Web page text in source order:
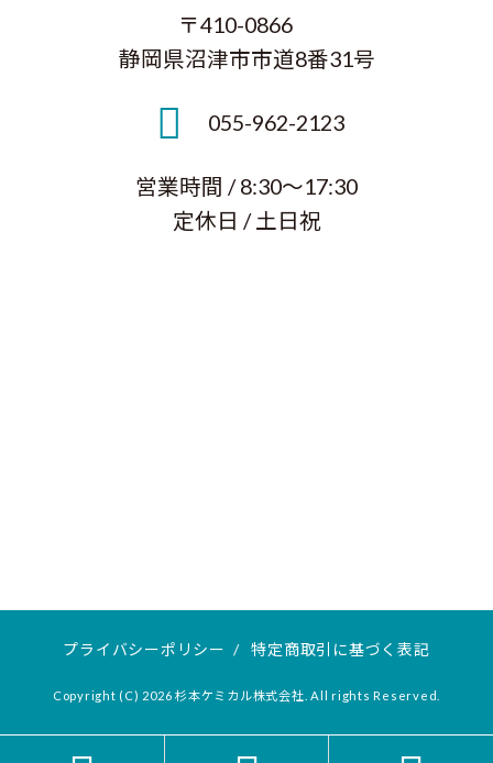
〒410-0866
静岡県沼津市市道8番31号
055-962-2123
営業時間 / 8:30～17:30
定休日 / 土日祝
プライバシーポリシー / 特定商取引に基づく表記
Copyright (C) 2026 杉本ケミカル株式会社. All rights Reserved.